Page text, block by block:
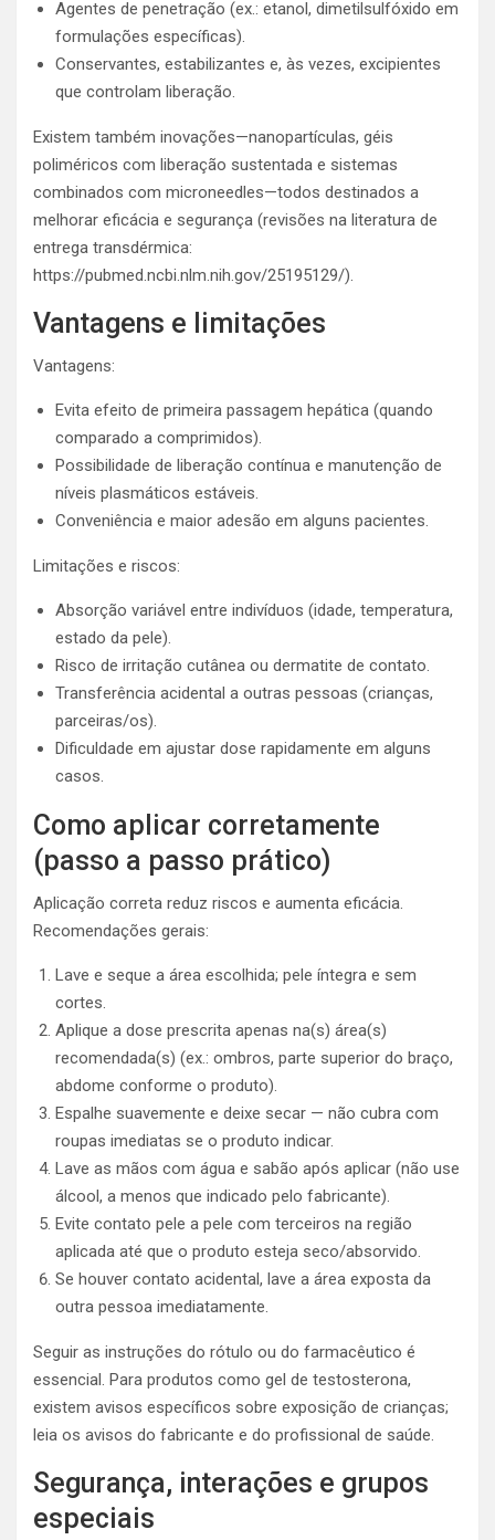
Agentes de penetração (ex.: etanol, dimetilsulfóxido em
formulações específicas).
Conservantes, estabilizantes e, às vezes, excipientes
que controlam liberação.
Existem também inovações—nanopartículas, géis
poliméricos com liberação sustentada e sistemas
combinados com microneedles—todos destinados a
melhorar eficácia e segurança (revisões na literatura de
entrega transdérmica:
https://pubmed.ncbi.nlm.nih.gov/25195129/).
Vantagens e limitações
Vantagens:
Evita efeito de primeira passagem hepática (quando
comparado a comprimidos).
Possibilidade de liberação contínua e manutenção de
níveis plasmáticos estáveis.
Conveniência e maior adesão em alguns pacientes.
Limitações e riscos:
Absorção variável entre indivíduos (idade, temperatura,
estado da pele).
Risco de irritação cutânea ou dermatite de contato.
Transferência acidental a outras pessoas (crianças,
parceiras/os).
Dificuldade em ajustar dose rapidamente em alguns
casos.
Como aplicar corretamente
(passo a passo prático)
Aplicação correta reduz riscos e aumenta eficácia.
Recomendações gerais:
Lave e seque a área escolhida; pele íntegra e sem
cortes.
Aplique a dose prescrita apenas na(s) área(s)
recomendada(s) (ex.: ombros, parte superior do braço,
abdome conforme o produto).
Espalhe suavemente e deixe secar — não cubra com
roupas imediatas se o produto indicar.
Lave as mãos com água e sabão após aplicar (não use
álcool, a menos que indicado pelo fabricante).
Evite contato pele a pele com terceiros na região
aplicada até que o produto esteja seco/absorvido.
Se houver contato acidental, lave a área exposta da
outra pessoa imediatamente.
Seguir as instruções do rótulo ou do farmacêutico é
essencial. Para produtos como gel de testosterona,
existem avisos específicos sobre exposição de crianças;
leia os avisos do fabricante e do profissional de saúde.
Segurança, interações e grupos
especiais